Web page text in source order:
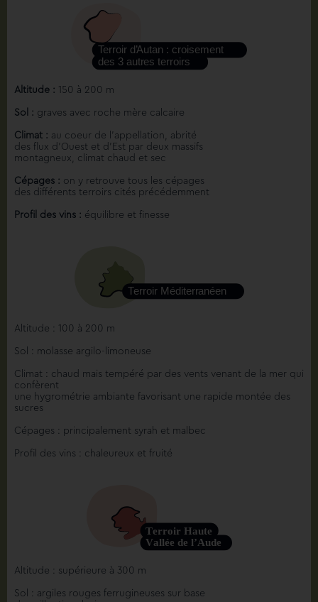
Altitude : 150 à 200 m
Sol : graves avec roche mère calcaire
Climat : au coeur de l’appellation, abrité
des flux d’Ouest et d’Est par deux massifs
montagneux, climat chaud et sec
Cépages : on y retrouve tous les cépages
des différents terroirs cités précédemment
Profil des vins : équilibre et finesse
Altitude : 100 à 200 m
Sol : molasse argilo-limoneuse
Climat : chaud mais tempéré par des vents venant de la mer qui
confèrent
une hygrométrie ambiante favorisant une rapide montée des
sucres
Cépages : principalement syrah et malbec
Profil des vins : chaleureux et fruité
Altitude : supérieure à 300 m
Sol : argiles rouges ferrugineuses sur base